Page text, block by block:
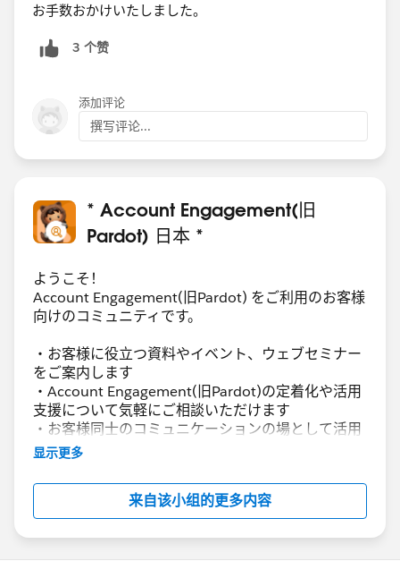
お手数おかけいたしました。
3 个赞
添加评论
撰写评论...
* Account Engagement(旧
Pardot) 日本 *
ようこそ！
Account Engagement(旧Pardot) をご利用のお客様
向けのコミュニティです。
・お客様に役立つ資料やイベント、ウェブセミナー
をご案内します
・Account Engagement(旧Pardot)の定着化や活用
支援について気軽にご相談いただけます
・お客様同士のコミュニケーションの場として活用
いただけます
Account Engagement(旧Pardot)に関する総合コミ
ュニティとしてお役立てください！
https://www.salesforce.com/jp/products/pardot
显示更多
来自该小组的更多内容